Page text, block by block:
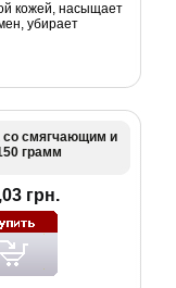
кожей, насыщает
убирает
со смягчающим и
грамм
грн.